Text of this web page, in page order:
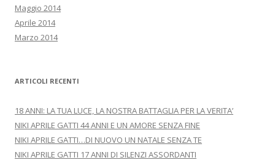
Maggio 2014
Aprile 2014
Marzo 2014
ARTICOLI RECENTI
18 ANNI: LA TUA LUCE, LA NOSTRA BATTAGLIA PER LA VERITA’
NIKI APRILE GATTI 44 ANNI E UN AMORE SENZA FINE
NIKI APRILE GATTI…DI NUOVO UN NATALE SENZA TE
NIKI APRILE GATTI 17 ANNI DI SILENZI ASSORDANTI